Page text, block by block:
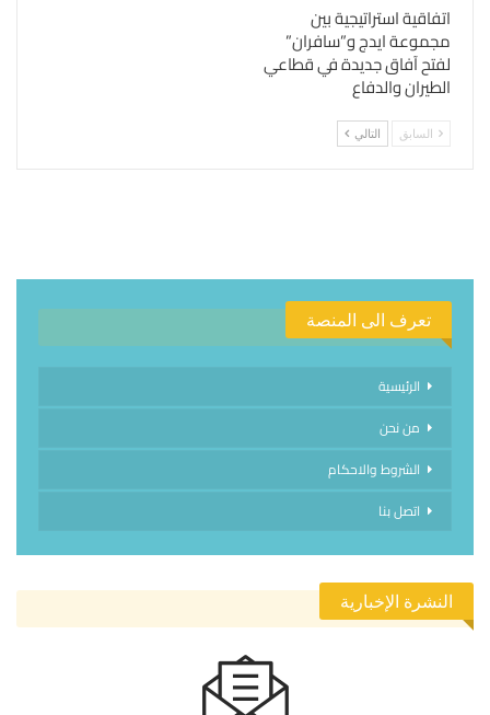
اتفاقية استراتيجية بين
مجموعة ايدج و”سافران”
لفتح آفاق جديدة في قطاعي
الطيران والدفاع
السابق التالي
تعرف الى المنصة
الرئيسية
من نحن
الشروط والاحكام
اتصل بنا
النشرة الإخبارية